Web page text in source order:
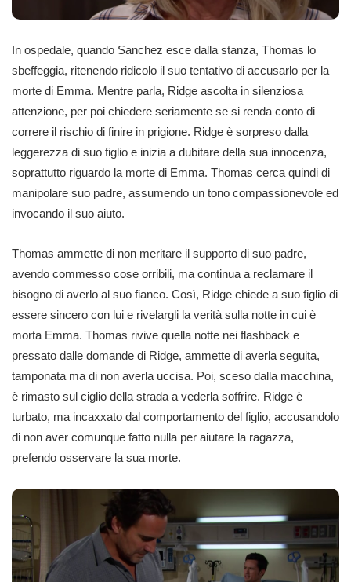
In ospedale, quando Sanchez esce dalla stanza, Thomas lo
sbeffeggia, ritenendo ridicolo il suo tentativo di accusarlo per la
morte di Emma. Mentre parla, Ridge ascolta in silenziosa
attenzione, per poi chiedere seriamente se si renda conto di
correre il rischio di finire in prigione. Ridge è sorpreso dalla
leggerezza di suo figlio e inizia a dubitare della sua innocenza,
soprattutto riguardo la morte di Emma. Thomas cerca quindi di
manipolare suo padre, assumendo un tono compassionevole ed
invocando il suo aiuto.
Thomas ammette di non meritare il supporto di suo padre,
avendo commesso cose orribili, ma continua a reclamare il
bisogno di averlo al suo fianco. Così, Ridge chiede a suo figlio di
essere sincero con lui e rivelargli la verità sulla notte in cui è
morta Emma. Thomas rivive quella notte nei flashback e
pressato dalle domande di Ridge, ammette di averla seguita,
tamponata ma di non averla uccisa. Poi, sceso dalla macchina,
è rimasto sul ciglio della strada a vederla soffrire. Ridge è
turbato, ma incaxxato dal comportamento del figlio, accusandolo
di non aver comunque fatto nulla per aiutare la ragazza,
prefendo osservare la sua morte.